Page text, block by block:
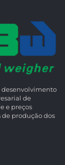
de
e preços
de produção dos